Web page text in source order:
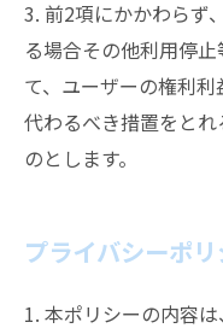
3. 前2項にかかわらず
る場合その他利用停
て、ユーザーの権利
代わるべき措置をと
のとします。
プライバシーポ
1. 本ポリシーの内容